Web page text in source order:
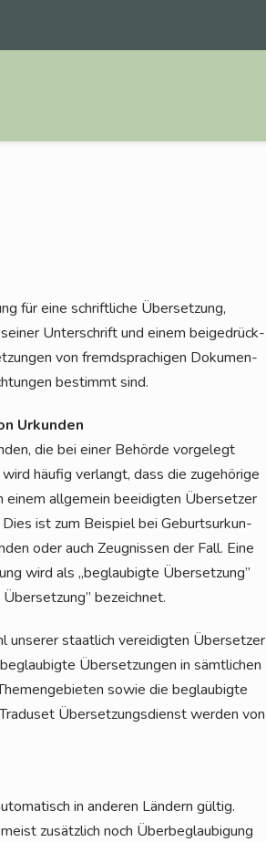
für eine schrift­li­che Über­set­zung,
Unter­schrift und einem bei­gedrück­
von fremd­spra­chi­gen Doku­men­
bestimmt sind.
Urkunden
die bei einer Behör­de vor­ge­legt
häu­fig ver­langt, dass die zuge­hö­ri­ge
einem all­ge­mein beei­dig­ten Über­set­zer
ist zum Bei­spiel bei Geburts­ur­kun­
oder auch Zeug­nis­sen der Fall. Eine
wird als „beglau­big­te Über­set­zung”
bezeichnet.
unse­rer staat­lich ver­ei­dig­ten Über­set­zer
Über­set­zun­gen in sämt­li­chen
sowie die beglau­big­te
Über­set­zungs­dienst wer­den von
in ande­ren Län­dern gül­tig.
zusätz­lich noch Über­be­glau­bi­gung